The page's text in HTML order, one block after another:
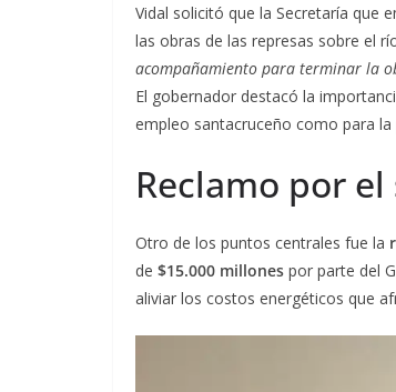
Vidal solicitó que la Secretaría que
las obras de las represas sobre el
acompañamiento para terminar la
El gobernador destacó la
empleo santacruceño como para
Reclamo por
Otro de los puntos centrales fue la
de $15.000 millones por parte del
aliviar los costos energéticos que